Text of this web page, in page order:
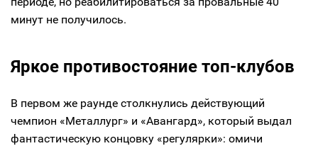
минут не получилось.
Яркое противостояние топ-клубов
В первом же раунде столкнулись действующий
чемпион «Металлург» и «Авангард», который выдал
фантастическую концовку «регулярки»: омичи